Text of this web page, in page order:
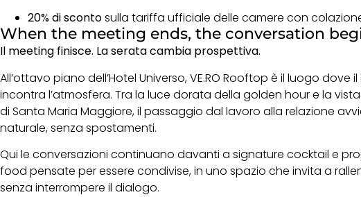
20% di scontosulla tariffa ufficiale delle camere con
When the meeting ends, the conversation
Il meeting finisce. La serata cambia prospettiva.
All’ottavo piano dell’Hotel Universo, VE.RO Rooftop è il luogo dove
incontra l’atmosfera. Tra la luce dorata della golden hour e la
di Santa Maria Maggiore, il passaggio dal lavoro alla relazione
naturale, senza spostamenti.
Qui le conversazioni continuano davanti a signature cocktail e
food pensate per essere condivise, in uno spazio che invita a
senza interrompere il dialogo.